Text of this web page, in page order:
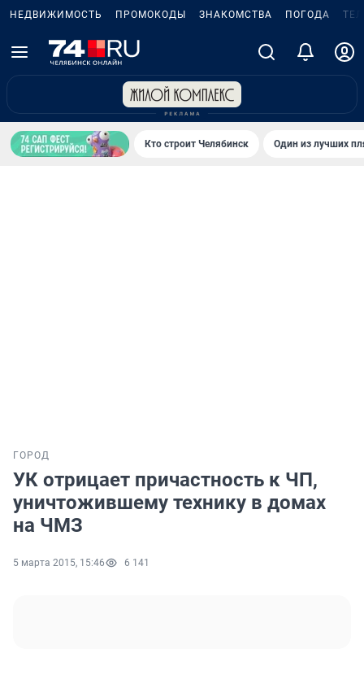
НЕДВИЖИМОСТЬ ПРОМОКОДЫ ЗНАКОМСТВА ПОГОДА
Кто строит Челябинск Один из лучших
ГОРОД
УК отрицает причастность к ЧП,
уничтожившему технику в домах
на ЧМЗ
5 марта 2015, 15:46 6 141